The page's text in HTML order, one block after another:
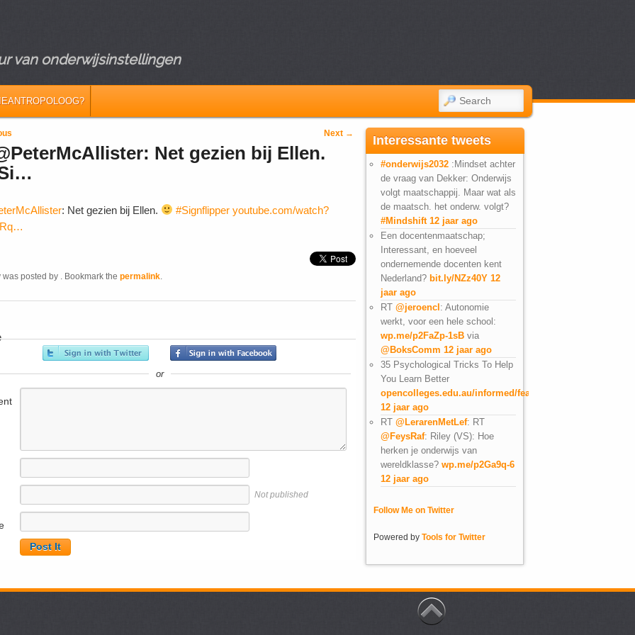
van onderwijsinstellingen
SEARCH
Next →
Net gezien bij Ellen.
: Net gezien bij Ellen. #Signflipper youtube.com/watch?
was posted by . Bookmark the permalink.
or
Not published
Interessante tweets
#onderwijs2032 :Mindset achter
de vraag van Dekker: Onderwijs
volgt maatschappij. Maar wat als
de maatsch. het onderw. volgt?
#Mindshift 12 jaar ago
Een docentenmaatschap;
Interessant, en hoeveel
ondernemende docenten kent
Nederland? bit.ly/NZz40Y 12
jaar ago
RT@jeroencl : Autonomie
werkt, voor een hele school:
wp.me/p2FaZp-1sB via
@BoksComm 12 jaar ago
35 Psychological Tricks To Help
You Learn Better
opencolleges.edu.au/informed/featu…
12 jaar ago
RT@LerarenMetLef: RT
@FeysRaf: Riley (VS): Hoe
herken je onderwijs van
wereldklasse?wp.me/p2Ga9q-6
12 jaar ago
Follow Me on Twitter
Powered byTools for Twitter